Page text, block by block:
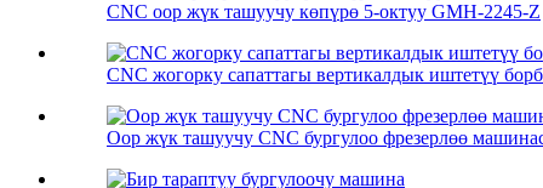
CNC оор жүк ташуучу көпүрө 5-октуу GMH-2245-Z
CNC жогорку сапаттагы вертикалдык иштетүү
Оор жүк ташуучу CNC бургулоо фрезерлөө